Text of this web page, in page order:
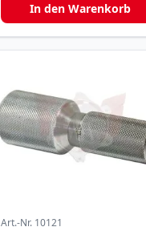
In den Warenkorb
Art.-Nr. 10121